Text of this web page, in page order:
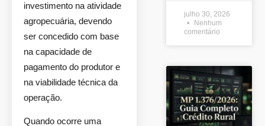
investimento na atividade
agropecuária, devendo
ser concedido com base
na capacidade de
pagamento do produtor e
na viabilidade técnica da
operação.
Quando ocorre uma
julho 30, 2026
Nenhum
comentário